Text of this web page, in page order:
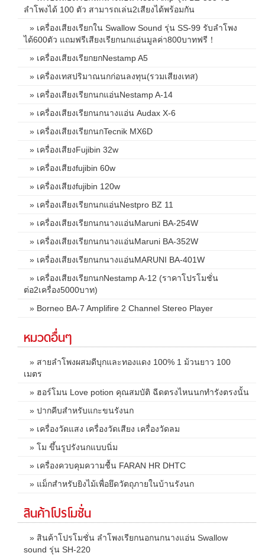
ลำโพงได้ 100 ตัว สามารถเล่น2เสียงได้พร้อมกัน
» เครื่องเสียงเรียกใน Swallow Sound รุ่น SS-99 รับลำโพง
ได้600ตัว แถมฟรีเสียงเรียกนกแอ่นมูลค่า800บาทฟรี！
» เครื่องเสียงเรียกยกNestamp A5
» เครื่องเทสปริมาณนกก่อนลงทุน(รวมเสียงเทส)
» เครื่องเสียงเรียกนกแอ่นNestamp A-14
» เครื่องเสียงเรียกนกนางแอ่น Audax X-6
» เครื่องเสียงเรียกนกTecnik MX6D
» เครื่องเสียงFujibin 32w
» เครื่องเสียงfujibin 60w
» เครื่องเสียงfujibin 120w
» เครื่องเสียงเรียกนกแอ่นNestpro BZ 11
» เครื่องเสียงเรียกนกนางแอ่นMaruni BA-254W
» เครื่องเสียงเรียกนกนางแอ่นMaruni BA-352W
» เครื่องเสียงเรียกนกนางแอ่นMARUNI BA-401W
» เครื่องเสียงเรียกนกNestamp A-12 (ราคาโปรโมชั่น
ต่อ2เครื่อง5000บาท)
» Borneo BA-7 Amplifire 2 Channel Stereo Player
หมวดอื่นๆ
» สายลำโพงผสมดีบุกและทองแดง 100% 1 ม้วนยาว 100
เมตร
» ฮอร์โมน Love potion คุณสมบัติ ฉีดตรงไหนนกทำรังตรงนั้น
» ปากคีบสำหรับแกะขนรังนก
» เครื่องวัดแสง เครื่องวัดเสียง เครื่องวัดลม
» โม ขึ้นรูปรังนกแบบนิ่ม
» เครื่องควบคุมความชื้น FARAN HR DHTC
» แม็กสำหรับยิงไม้เพื่อยึดวัตถุภายในบ้านรังนก
สินค้าโปรโมชั่น
» สินค้าโปรโมชั่น ลำโพงเรียกนอกนกนางแอ่น Swallow
sound รุ่น SH-220